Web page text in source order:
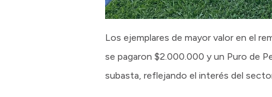
Los ejemplares de mayor valor en el
se pagaron $2.000.000 y un Puro de
subasta, reflejando el interés del